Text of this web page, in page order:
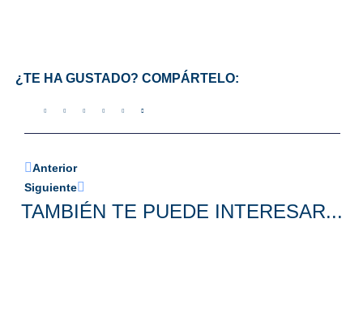
¿TE HA GUSTADO? COMPÁRTELO:
Anterior
Siguiente
TAMBIÉN TE PUEDE INTERESAR...